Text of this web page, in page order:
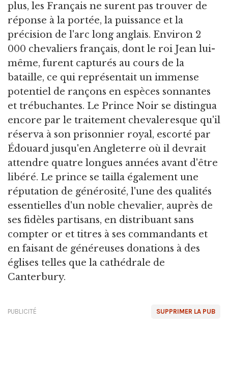
plus, les Français ne surent pas trouver de
réponse à la portée, la puissance et la
précision de l'arc long anglais. Environ 2
000 chevaliers français, dont le roi Jean lui-
même, furent capturés au cours de la
bataille, ce qui représentait un immense
potentiel de rançons en espèces sonnantes
et trébuchantes. Le Prince Noir se distingua
encore par le traitement chevaleresque qu'il
réserva à son prisonnier royal, escorté par
Édouard jusqu'en Angleterre où il devrait
attendre quatre longues années avant d'être
libéré. Le prince se tailla également une
réputation de générosité, l'une des qualités
essentielles d'un noble chevalier, auprès de
ses fidèles partisans, en distribuant sans
compter or et titres à ses commandants et
en faisant de généreuses donations à des
églises telles que la cathédrale de
Canterbury.
SUPPRIMER LA PUB
PUBLICITÉ